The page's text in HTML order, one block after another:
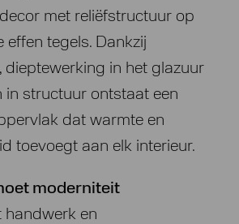
met reliëfstructuur op
effen tegels. Dankzij
dieptewerking in het glazuur
in structuur ontstaat een
dat warmte en
toevoegt aan elk interieur.
moderniteit
handwerk en